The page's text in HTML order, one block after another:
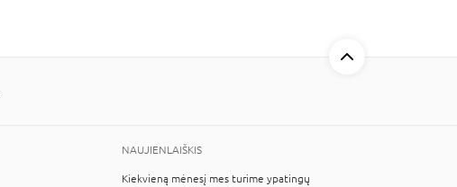
NAUJIENLAIŠKIS
Kiekvieną mėnesį mes turime ypatingų